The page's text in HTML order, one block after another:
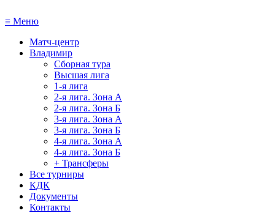
≡ Меню
Матч-центр
Владимир
Сборная тура
Высшая лига
1-я лига
2-я лига. Зона А
2-я лига. Зона Б
3-я лига. Зона А
3-я лига. Зона Б
4-я лига. Зона А
4-я лига. Зона Б
+ Трансферы
Все турниры
КДК
Документы
Контакты